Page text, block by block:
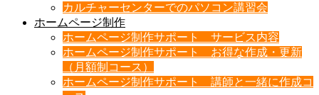
カルチャーセンターでのパソコン講習会
ホームページ制作
ホームページ制作サポート サービス内容
ホームページ制作サポート お得な作成・更新
（月額制コース）
ホームページ制作サポート 講師と一緒に作成コ